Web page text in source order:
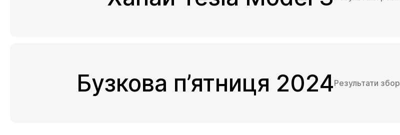
Бузкова п’ятниця 2024Результати